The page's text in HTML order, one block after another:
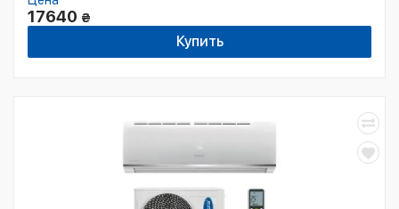
17640 ₴
Купить